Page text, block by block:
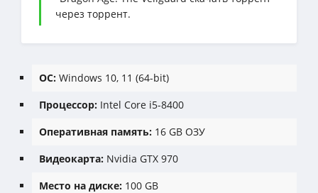
через торрент.
ОС: Windows 10, 11 (64-bit)
Процессор: Intel Core i5-8400
Оперативная память: 16 GB ОЗУ
Видеокарта: Nvidia GTX 970
Место на диске: 100 GB